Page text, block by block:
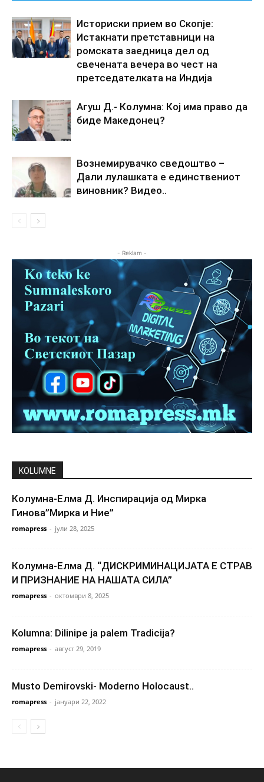
Историски прием во Скопје:
Истакнати претставници на
ромската заедница дел од
свечената вечера во чест на
претседателката на Индија
Агуш Д.- Колумна: Кој има право да
биде Македонец?
Вознемирувачко сведоштво –
Дали лулашката е единствениот
виновник? Видео..
- Reklam -
KOLUMNE
Колумна-Елма Д. Инспирација од Мирка
Гинова”Мирка и Ние”
romapress - јули 28, 2025
Колумна-Елма Д. “ДИСКРИМИНАЦИЈАТА Е СТРАВ
И ПРИЗНАНИЕ НА НАШАТА СИЛА”
romapress - октомври 8, 2025
Kolumna: Dilinipe ja palem Tradicija?
romapress - август 29, 2019
Musto Demirovski- Moderno Holocaust..
romapress - јануари 22, 2022